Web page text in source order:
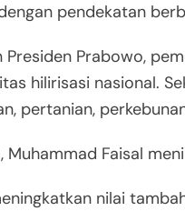
pendekatan
Presiden Prabowo,
hilirisasi nasional.
pertanian,
Muhammad Faisal
nilai